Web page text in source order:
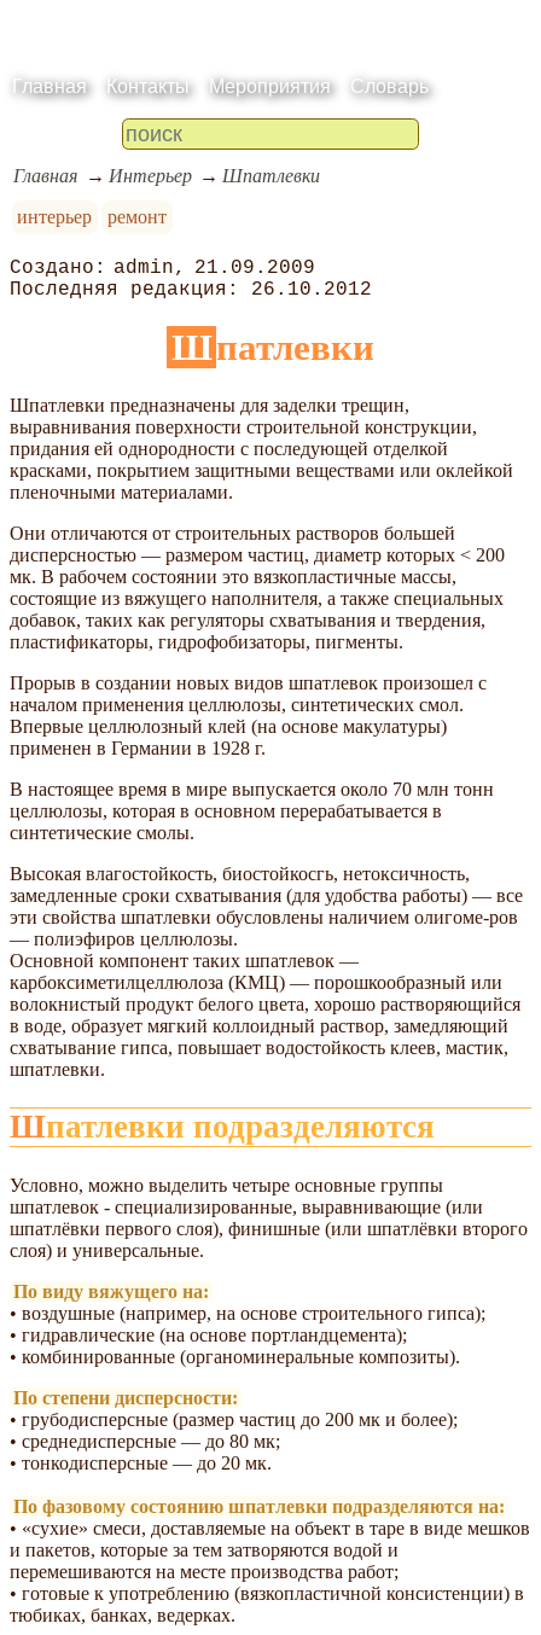
Главная Контакты Мероприятия Словарь
Главная Интерьер
Шпатлевки
интерьер
ремонт
admin
21.09.2009
26.10.2012
Шпатлевки
Шпатлевки предназначены для заделки трещин,
выравнивания поверхности строительной конструкции,
придания ей однородности с последующей отделкой
красками, покрытием защитными веществами или оклейкой
пленочными материалами.
Они отличаются от строительных растворов большей
дисперсностью — размером частиц, диаметр которых < 200
мк. В рабочем состоянии это вязкопластичные массы,
состоящие из вяжущего наполнителя, а также специальных
добавок, таких как регуляторы схватывания и твердения,
пластификаторы, гидрофобизаторы, пигменты.
Прорыв в создании новых видов шпатлевок произошел с
началом применения целлюлозы, синтетических смол.
Впервые целлюлозный клей (на основе макулатуры)
применен в Германии в 1928 г.
В настоящее время в мире выпускается около 70 млн тонн
целлюлозы, которая в основном перерабатывается в
синтетические смолы.
Высокая влагостойкость, биостойкосгь, нетоксичность,
замедленные сроки схватывания (для удобства работы) — все
эти свойства шпатлевки обусловлены наличием олигоме-ров
— полиэфиров целлюлозы.
Основной компонент таких шпатлевок —
карбоксиметилцеллюлоза (КМЦ) — порошкообразный или
волокнистый продукт белого цвета, хорошо растворяющийся
в воде, образует мягкий коллоидный раствор, замедляющий
схватывание гипса, повышает водостойкость клеев, мастик,
шпатлевки.
Шпатлевки подразделяются
Условно, можно выделить четыре основные группы
шпатлевок - специализированные, выравнивающие (или
шпатлёвки первого слоя), финишные (или шпатлёвки второго
слоя) и универсальные.
По виду вяжущего на:
• воздушные (например, на основе строительного гипса);
• гидравлические (на основе портландцемента);
• комбинированные (органоминеральные композиты).
По степени дисперсности:
• грубодисперсные (размер частиц до 200 мк и более);
• среднедисперсные — до 80 мк;
• тонкодисперсные — до 20 мк.
По фазовому состоянию шпатлевки подразделяются на:
• «сухие» смеси, доставляемые на объект в таре в виде мешков
и пакетов, которые за тем затворяются водой и
перемешиваются на месте производства работ;
• готовые к употреблению (вязкопластичной консистенции) в
тюбиках, банках, ведерках.